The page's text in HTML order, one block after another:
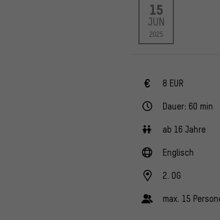
15
JUN
2025
8 EUR
Dauer: 60 min
ab 16 Jahre
Englisch
2. OG
max. 15